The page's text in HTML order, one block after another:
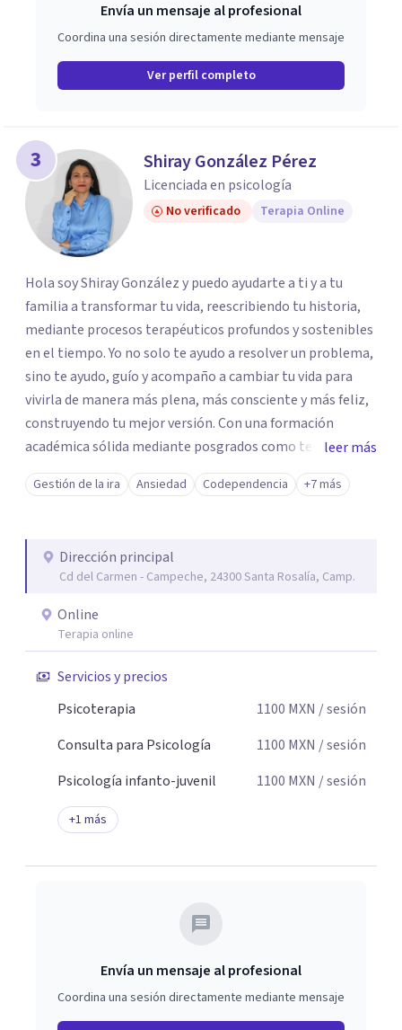
Envía un mensaje al profesional
Coordina una sesión directamente mediante mensaje
Ver perfil completo
3 Shiray González Pérez
Licenciada en psicología
No verificado Terapia Online
Hola soy Shiray González y puedo ayudarte a ti y a tu
familia a transformar tu vida, reescribiendo tu historia,
mediante procesos terapéuticos profundos y sostenibles
en el tiempo. Yo no solo te ayudo a resolver un problema,
sino te ayudo, guío y acompaño a cambiar tu vida para
vivirla de manera más plena, más consciente y más feliz,
construyendo tu mejor versión. Con una formación
académica sólida mediante posgrados como terapeuta
breve, familiar e infantil, así como con respaldo
profesional y experiencia clínica de más de 26 años y
auténtica y comunicación clara y directa para darte
seguridad emocional y una dirección firme de tu proceso
de cambio.
leer más
Gestión de la ira Ansiedad Codependencia +7 más
Dirección principal
Cd del Carmen - Campeche, 24300 Santa Rosalía, Camp.
Online
Terapia online
Servicios y precios
Psicoterapia
1100 MXN / sesión
Consulta para Psicología
1100 MXN / sesión
Psicología infanto-juvenil
1100 MXN / sesión
+1 más
Envía un mensaje al profesional
Coordina una sesión directamente mediante mensaje